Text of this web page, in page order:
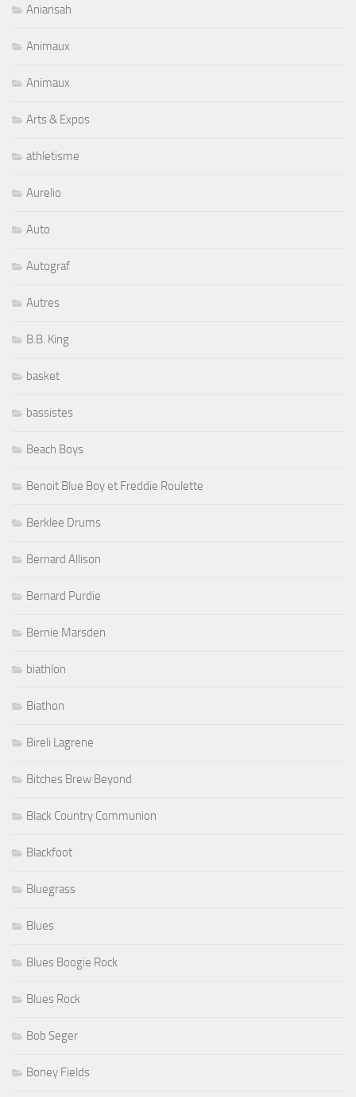
Aniansah
Animaux
Animaux
Arts & Expos
athletisme
Aurelio
Auto
Autograf
Autres
B.B. King
basket
bassistes
Beach Boys
Benoit Blue Boy et Freddie Roulette
Berklee Drums
Bernard Allison
Bernard Purdie
Bernie Marsden
biathlon
Biathon
Bireli Lagrene
Bitches Brew Beyond
Black Country Communion
Blackfoot
Bluegrass
Blues
Blues Boogie Rock
Blues Rock
Bob Seger
Boney Fields